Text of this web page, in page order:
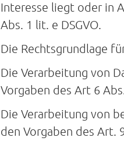
Interesse liegt oder in
Abs. 1 lit. e DSGVO.
Die Rechtsgrundlage
Die Verarbeitung von
Vorgaben des Art 6
Die Verarbeitung von
den Vorgaben des Art.